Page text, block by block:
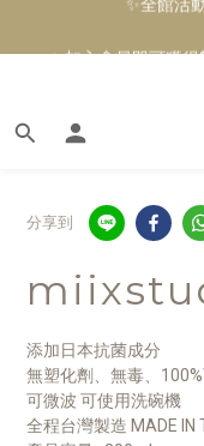
✨加入會員即可獲
分享到
添加日本抗菌成分
無塑化劑、無毒、
可微波 可使用洗碗機
全程台灣製造 MADE IN